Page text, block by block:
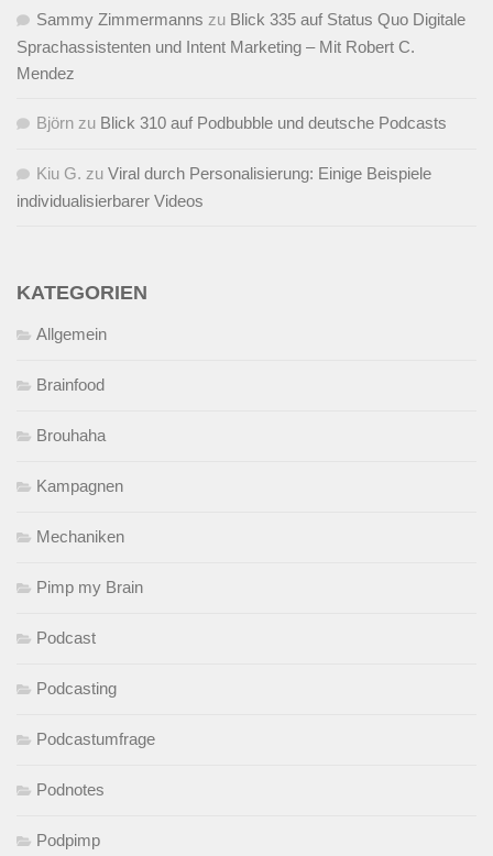
Sammy Zimmermanns zu Blick 335 auf Status Quo Digitale
Sprachassistenten und Intent Marketing – Mit Robert C.
Mendez
Björn zu Blick 310 auf Podbubble und deutsche Podcasts
Kiu G. zu Viral durch Personalisierung: Einige Beispiele
individualisierbarer Videos
KATEGORIEN
Allgemein
Brainfood
Brouhaha
Kampagnen
Mechaniken
Pimp my Brain
Podcast
Podcasting
Podcastumfrage
Podnotes
Podpimp